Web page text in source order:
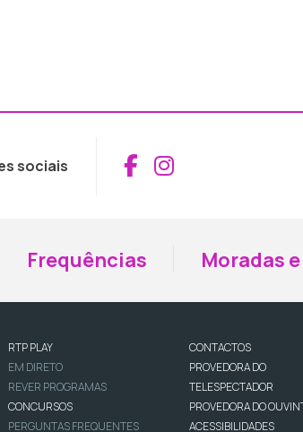
sociais Aceder ao
Aceder ao
Frequências Moradas
RTP PLAY
EM DIRETO
REVER PROGRAMAS
CONCURSOS
PERGUNTAS FREQUENTES
CONTACTOS
PROVEDORA DO
TELESPECTADOR
PROVEDORA DO
ACESSIBILIDADES